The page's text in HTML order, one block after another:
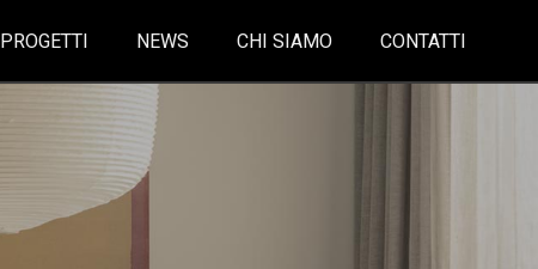
PROGETTI NEWS CHI SIAMO CONTATTI